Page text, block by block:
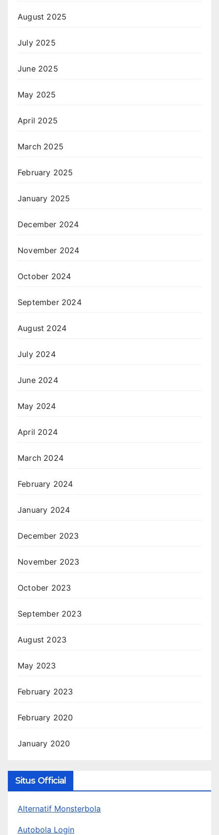
August 2025
July 2025
June 2025
May 2025
April 2025
March 2025
February 2025
January 2025
December 2024
November 2024
October 2024
September 2024
August 2024
July 2024
June 2024
May 2024
April 2024
March 2024
February 2024
January 2024
December 2023
November 2023
October 2023
September 2023
August 2023
May 2023
February 2023
February 2020
January 2020
Situs Official
Alternatif Monsterbola
Autobola Login